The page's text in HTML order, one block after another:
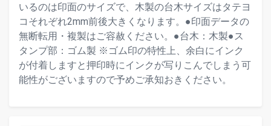
いるのは印面のサイズで、木製の台木サイズはタテヨ
コそれぞれ2mm前後大きくなります。●印面データの
無断転用・複製はご容赦ください。●台木：木製●ス
タンプ部：ゴム製 ※ゴム印の特性上、余白にインク
が付着しますと押印時にインクが写りこんでしまう可
能性がございますので予めご承知おきください。